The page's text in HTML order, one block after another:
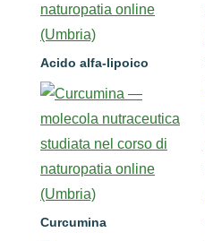
Acido alfa-lipoico
Curcumina